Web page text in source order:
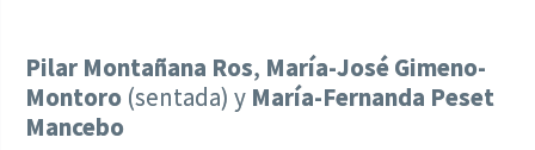
Pilar Montañana Ros, María-José Gimeno-
Montoro (sentada) y María-Fernanda Peset
Mancebo